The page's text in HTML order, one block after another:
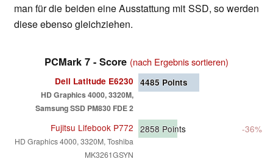
man für die beiden eine Ausstattung mit SSD, so werden
diese ebenso gleichziehen.
PCMark 7 - Score (nach Ergebnis sortieren)
Dell Latitude E6230
HD Graphics 4000, 3320M,
Samsung SSD PM830 FDE 2
4485 Points
Fujitsu Lifebook P772
HD Graphics 4000, 3320M, Toshiba
MK3261GSYN
2858 Points -36%